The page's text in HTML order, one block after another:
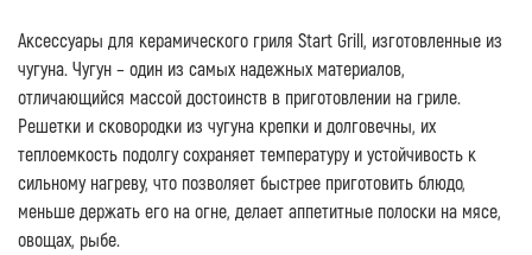
Аксессуары для керамического гриля Start Grill, изготовленные из
чугуна. Чугун – один из самых надежных материалов,
отличающийся массой достоинств в приготовлении на гриле.
Решетки и сковородки из чугуна крепки и долговечны, их
теплоемкость подолгу сохраняет температуру и устойчивость к
сильному нагреву, что позволяет быстрее приготовить блюдо,
меньше держать его на огне, делает аппетитные полоски на мясе,
овощах, рыбе.